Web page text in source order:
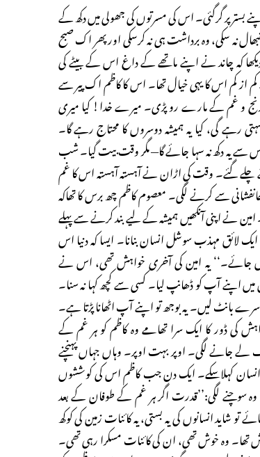
پر گرگئی۔ اس کی مسرتوں کی جھولی میں دکھ کے
نہ سکی، وہ برداشت ہی نہ کرسکی اور پھر اک صبح
کہ چاند نے اپنے ماتھے کے داغ اس کے بیٹے کی
از کم اس کا یہی خیال تھا۔ اس کا کاظم اک پیر سے
رنج و غم کے مارے رو پڑی۔ میرے خدا! کیا میری
رہے گی، کیا یہ ہمیشہ دوسروں کا محتاج رہے گا۔
یہ دکھ نہ سہا جائے گا— مگر وقت بیت گیا۔ شب
چلے گئے۔ وقت کی اڑان نے آہستہ آہستہ اس کا غم
سے کرنے لگی۔ معصوم کاظم چھ برس کا تھاکہ
نے اپنی آنکھیں ہمیشہ کے لیے بند کرنے سے پہلے
لائق مہذب سوشل انسان بنانا۔ ایسا کہ دنیا اس
جائے۔‘‘ یہ امین کی آخری خواہش تھی، اس نے
اپنے آپ کو ڈھانپ لیا۔ کسی سے کچھ کہا نہ سنا۔
بانٹ لیں۔ یہ بوجھ تو اپنے آپ اٹھانا پڑتا ہے۔
کی ڈور کا ایک سرا تھامے وہ کاظم کو ہر غم کے
جانے لگی۔ اوپر بہت اوپر۔ وہاں جہاں پہنچنے
کہلاسکے۔ ایک دن جب کاظم اس کی کوششوں
سوچنے لگی:’’قدرت اگر ہر غم کے طوفان کے بعد
شاید انسانوں کی یہ بستی، یہ کائنات زمین کی کوکھ
تھا۔ وہ خوش تھی، ان کی کائنات مسکرا رہی تھی۔